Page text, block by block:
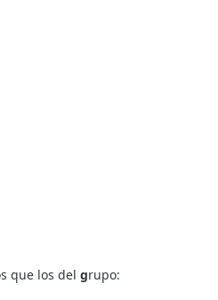
que los delgrupo: